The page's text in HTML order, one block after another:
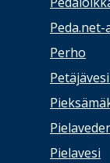
Perho
Petäjävesi
Pielavesi